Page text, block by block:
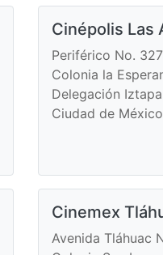
Cinépolis Las
Periférico No.
Colonia la
Delegación
Ciudad de México
Cinemex
Avenida Tláhuac